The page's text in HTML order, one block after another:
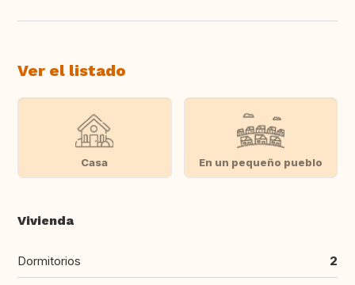
Ver el listado
Casa En un pequeño pueblo
Vivienda
Dormitorios 2